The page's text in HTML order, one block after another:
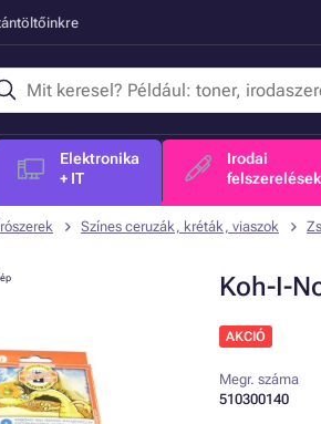
Elektronika
+ IT
Irodai
felszerelések
Színes ceruzák, kréták, viaszok
Koh-I-
AKCIÓ
Megr. száma
510300140